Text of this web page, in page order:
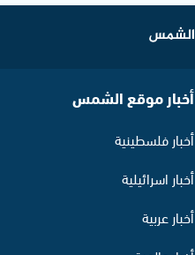
أخبار موقع الشمس
أخبار فلسطينية
أخبار اسرائيلية
أخبار عربية